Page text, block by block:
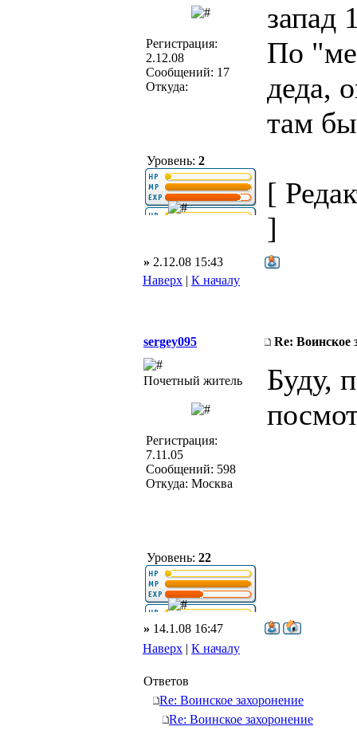
Регистрация:
2.12.08
Сообщений: 17
Откуда:
Уровень: 2
запад
По
деда,
там
[
]
» 2.12.08 15:43
Наверх | К началу
sergey095 Re: Воинское
Почетный житель
Регистрация:
7.11.05
Сообщений: 598
Откуда: Москва
Уровень: 22
Буду,
» 14.1.08 16:47
Наверх | К началу
Ответов
Re: Воинское захоронение
Re: Воинское захоронение